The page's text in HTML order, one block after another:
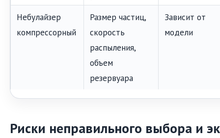
Небулайзер
компрессорный
Размер частиц,
скорость
распыления,
объем
резервуара
Зависит от
модели
Риски неправильного выбора и